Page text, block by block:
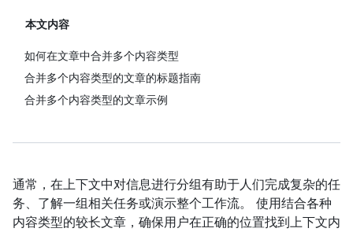
本文内容
如何在文章中合并多个内容类型
合并多个内容类型的文章的标题指南
合并多个内容类型的文章示例
通常，在上下文中对信息进行分组有助于人们完成复杂的任
务、了解一组相关任务或演示整个工作流。 使用结合各种
内容类型的较长文章，确保用户在正确的位置找到上下文内